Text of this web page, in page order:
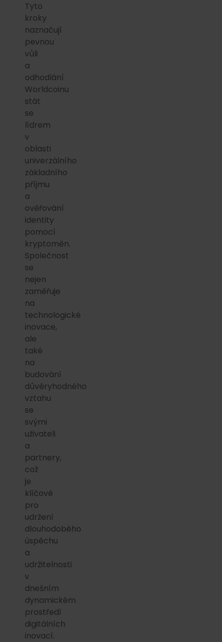
Tyto
kroky
naznačují
pevnou
vůli
a
odhodlání
Worldcoinu
stát
se
lídrem
v
oblasti
univerzálního
základního
příjmu
a
ověřování
identity
pomocí
kryptoměn.
Společnost
se
nejen
zaměřuje
na
technologické
inovace,
ale
také
na
budování
důvěryhodného
vztahu
se
svými
uživateli
a
partnery,
což
je
klíčové
pro
udržení
dlouhodobého
úspěchu
a
udržitelnosti
v
dnešním
dynamickém
prostředí
digitálních
inovací.